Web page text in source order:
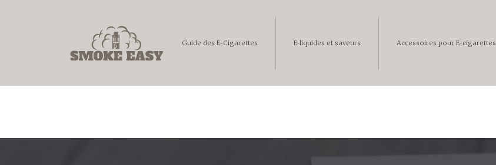
Guide des E-Cigarettes E-liquides et saveurs Accessoires pour E-cigarettes